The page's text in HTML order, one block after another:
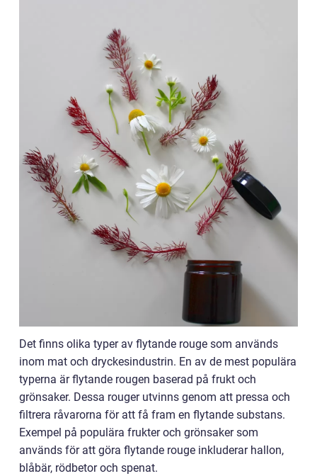
Det finns olika typer av flytande rouge som används
inom mat och dryckesindustrin. En av de mest populära
typerna är flytande rougen baserad på frukt och
grönsaker. Dessa rouger utvinns genom att pressa och
filtrera råvarorna för att få fram en flytande substans.
Exempel på populära frukter och grönsaker som
används för att göra flytande rouge inkluderar hallon,
blåbär, rödbetor och spenat.